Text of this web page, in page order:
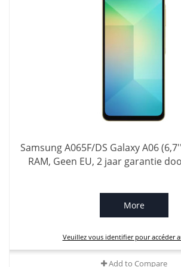
Samsung A065F/DS Galaxy A06
RAM, Geen EU, 2 jaar garantie
More
Veuillez vous identifier pour accéder
Add to Compare